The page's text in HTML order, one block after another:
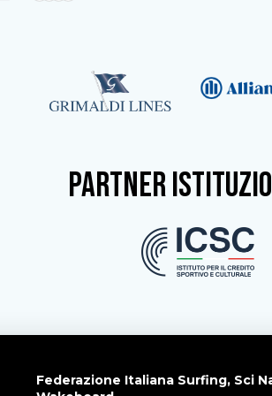
partner
Federazione Italiana Surfing, Sci